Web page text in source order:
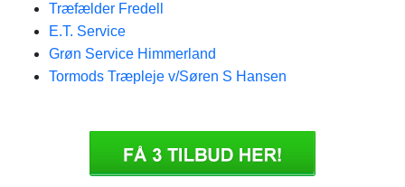
Træfælder Fredell
E.T. Service
Grøn Service Himmerland
Tormods Træpleje v/Søren S Hansen